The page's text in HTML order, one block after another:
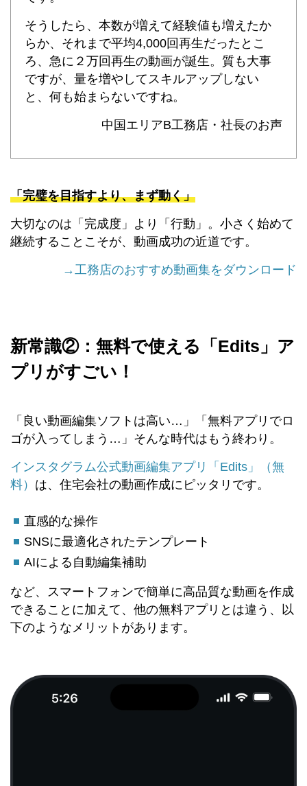
そうしたら、本数が増えて経験値も増えたか
らか、それまで平均4,000回再生だったとこ
ろ、急に２万回再生の動画が誕生。 質も大事
ですが、量を増やしてスキルアップしない
と、何も始まらないですね。
中国エリアB工務店・社長のお声
「完璧を目指すより、まず動く」
大切なのは「完成度」より「行動」。小さく始めて
継続することこそが、動画成功の近道です。
→工務店のおすすめ動画集をダウンロード
新常識②：無料で使える「Edits」ア
プリがすごい！
「良い動画編集ソフトは高い…」「無料アプリでロ
ゴが入ってしまう…」そんな時代はもう終わり。
インスタグラム公式動画編集アプリ「Edits」（無
料） は、住宅会社の動画作成にピッタリです。
直感的な操作
SNSに最適化されたテンプレート
AIによる自動編集補助
など、スマートフォンで簡単に高品質な動画を作成
できることに加えて、他の無料アプリとは違う、以
下のようなメリットがあります。